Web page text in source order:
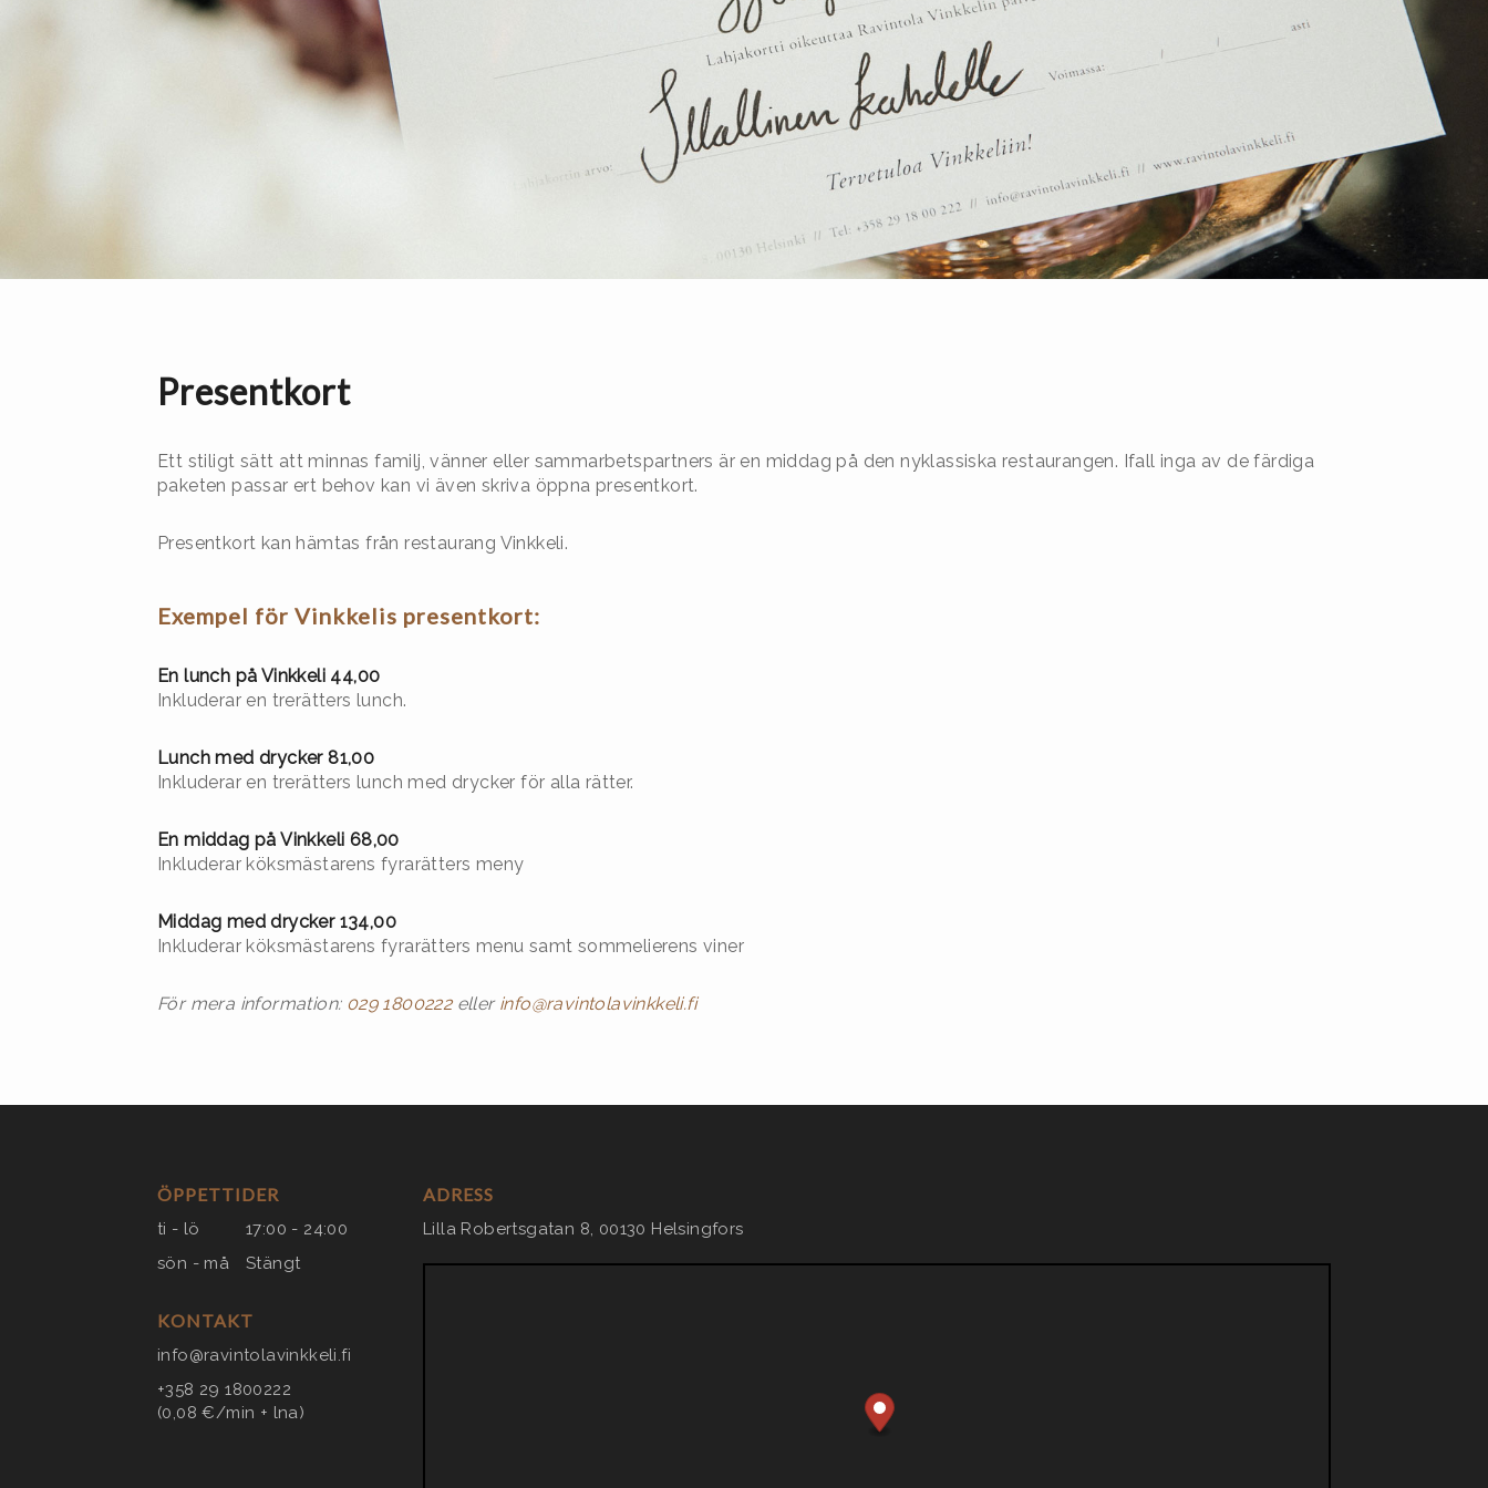
Presentkort
Ett stiligt sätt att minnas familj, vänner eller sammarbetspartners är en middag på den nyklassiska restaurangen. Ifall inga av de färdiga
paketen passar ert behov kan vi även skriva öppna presentkort.
Presentkort kan hämtas från restaurang Vinkkeli.
Exempel för Vinkkelis presentkort:
En lunch på Vinkkeli 44,00
Inkluderar en trerätters lunch.
Lunch med drycker 81,00
Inkluderar en trerätters lunch med drycker för alla rätter.
En middag på Vinkkeli 68,00
Inkluderar köksmästarens fyrarätters meny
Middag med drycker 134,00
Inkluderar köksmästarens fyrarätters menu samt sommelierens viner
För mera information: 029 1800222eller info@ravintolavinkkeli.fi
ÖPPETTIDER
ti - lö
17:00 - 24:00
sön - må
Stängt
KONTAKT
info@ravintolavinkkeli.fi
+358 29 1800222
(0,08 €/min + lna)
ADRESS
Lilla Robertsgatan 8, 00130 Helsingfors